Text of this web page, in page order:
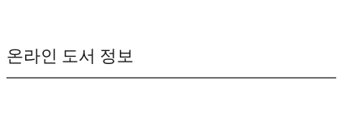
온라인 도서 정보